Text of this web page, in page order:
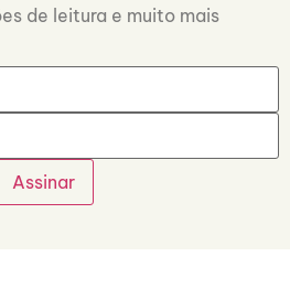
de leitura e muito mais